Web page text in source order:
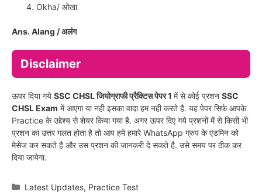
Okha/ ओखा
Ans. Alang / अलंग
Disclaimer
ऊपर दिया गये SSC CHSL जियोग्राफी प्रैक्टिस पेपर 1 में से कोई प्रशन SSC
CHSL Exam में आएगा या नही इसका वादा हम नही करते है. यह पेपर सिर्फ आपके
Practice के उद्देश्य से शेयर किया गया है. अगर ऊपर दिए गये प्रशनों में से किसी भी
प्रशन का उत्तर गलत होता है तो आप हमे हमारे WhatsApp ग्रुप के एडमिन को
मेसेज कर सकते है और उस प्रशन की जानकरी दे सकते है. उसे समय पर ठीक कर
दिया जायेगा.
Categories
Latest Updates, Practice Test